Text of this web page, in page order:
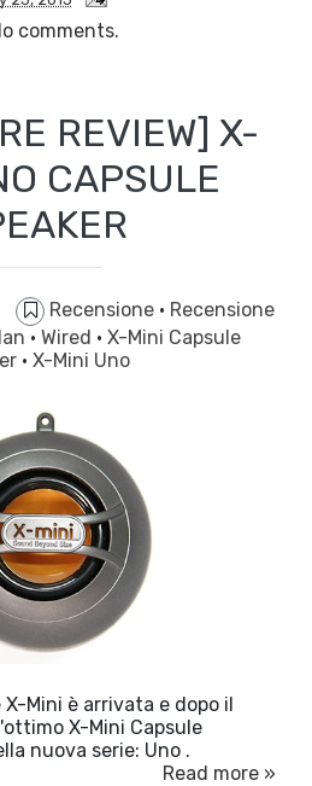
comments.
REVIEW] X-
CAPSULE
Recensione · Recensione
· Wired · X-Mini Capsule
· X-Mini Uno
Mini è arrivata e dopo il
X-Mini Capsule
nuova serie: Uno .
Read more »